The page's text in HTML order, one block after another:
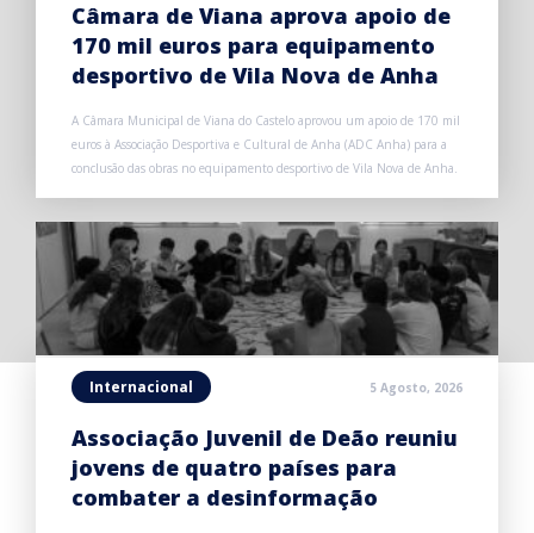
Câmara de Viana aprova apoio de
170 mil euros para equipamento
desportivo de Vila Nova de Anha
A Câmara Municipal de Viana do Castelo aprovou um apoio de 170 mil
euros à Associação Desportiva e Cultural de Anha (ADC Anha) para a
conclusão das obras no equipamento desportivo de Vila Nova de Anha.
Internacional 5 Agosto, 2026
Associação Juvenil de Deão reuniu
jovens de quatro países para
combater a desinformação